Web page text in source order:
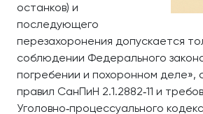
останков) и
последующего
перезахоронения допускается
соблюдении Федерального
погребении и похоронном деле»,
правил СанПиН 2.1.2882‑11 и
Уголовно‑процессуального